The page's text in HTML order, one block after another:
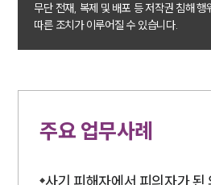
무단 전재, 복제 및 배포 등 저작권 침해
따른 조치가 이루어질 수 있습니다.
주요 업무사례
사기 피해자에서 피의자가 된